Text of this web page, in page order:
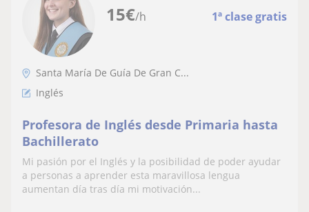
15€/h 1ª clase gratis
Santa María De Guía De Gran C...
Inglés
Profesora de Inglés desde Primaria hasta
Bachillerato
Mi pasión por el Inglés y la posibilidad de poder ayudar
a personas a aprender esta maravillosa lengua
aumentan día tras día mi motivación...